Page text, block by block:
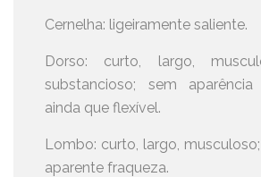
Cernelha: ligeiramente saliente.
Dorso: curto, largo,
substancioso; sem
ainda que flexível.
Lombo: curto, largo,
aparente fraqueza.